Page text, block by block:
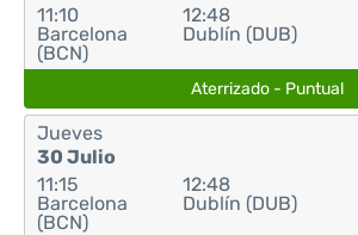
11:10
Barcelona
(BCN)
12:48
Dublín (DUB)
Aterrizado - Puntual
Jueves
30 Julio
11:15
Barcelona
(BCN)
12:48
Dublín (DUB)